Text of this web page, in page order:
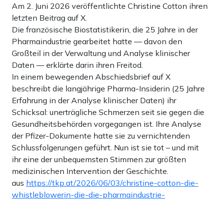
Am 2. Juni 2026 veröffentlichte Christine Cotton ihren
letzten Beitrag auf X.
Die französische Biostatistikerin, die 25 Jahre in der
Pharmaindustrie gearbeitet hatte — davon den
Großteil in der Verwaltung und Analyse klinischer
Daten — erklärte darin ihren Freitod.
In einem bewegenden Abschiedsbrief auf X
beschreibt die langjährige Pharma-Insiderin (25 Jahre
Erfahrung in der Analyse klinischer Daten) ihr
Schicksal: unerträgliche Schmerzen seit sie gegen die
Gesundheitsbehörden vorgegangen ist. Ihre Analyse
der Pfizer-Dokumente hatte sie zu vernichtenden
Schlussfolgerungen geführt. Nun ist sie tot – und mit
ihr eine der unbequemsten Stimmen zur größten
medizinischen Intervention der Geschichte.
aus https://tkp.at/2026/06/03/christine-cotton-die-
whistleblowerin-die-die-pharmaindustrie-